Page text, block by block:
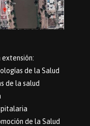
extensión:
de la Salud
de la salud
de la Salud